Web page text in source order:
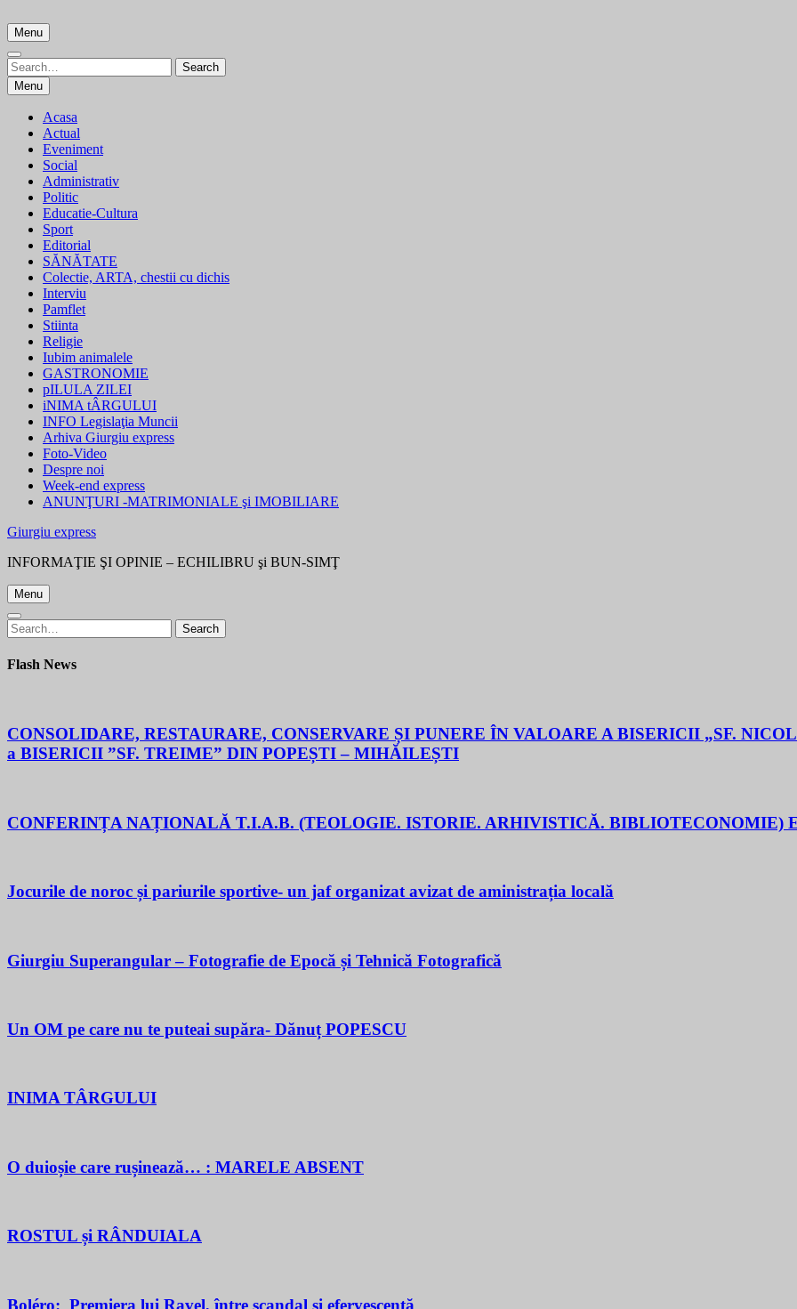
to
content
Menu
Search
for:
Search
Menu
Acasa
Actual
Eveniment
Social
Administrativ
Politic
Educatie-Cultura
Sport
Editorial
SĂNĂTATE
Colectie, ARTA, chestii cu dichis
Interviu
Pamflet
Stiinta
Religie
Iubim animalele
GASTRONOMIE
pILULA ZILEI
iNIMA tÂRGULUI
INFO Legislaţia Muncii
Arhiva Giurgiu express
Foto-Video
Despre noi
Week-end express
ANUNŢURI -MATRIMONIALE şi IMOBILIARE
Giurgiu express
INFORMAŢIE ŞI OPINIE – ECHILIBRU şi BUN-SIMŢ
Menu
Search
for:
Search
Flash News
CONSOLIDARE, RESTAURARE, CONSERVARE ȘI PUNERE ÎN VALOARE A BISERICII „SF.
a BISERICII ”SF. TREIME” DIN POPEȘTI – MIHĂILEȘTI
CONFERINȚA NAȚIONALĂ T.I.A.B. (TEOLOGIE. ISTORIE. ARHIVISTICĂ. BIBLIOTECONOMIE)
Jocurile de noroc și pariurile sportive- un jaf organizat avizat de aministrația locală
Giurgiu Superangular – Fotografie de Epocă și Tehnică Fotografică
Un OM pe care nu te puteai supăra- Dănuț POPESCU
INIMA TÂRGULUI
O duioșie care rușinează… : MARELE ABSENT
ROSTUL și RÂNDUIALA
Boléro: Premiera lui Ravel, între scandal și efervescență